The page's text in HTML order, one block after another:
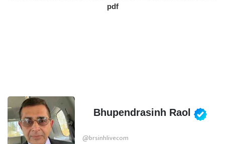
pdf
Bhupendrasinh Raol
@brsinhlivecom